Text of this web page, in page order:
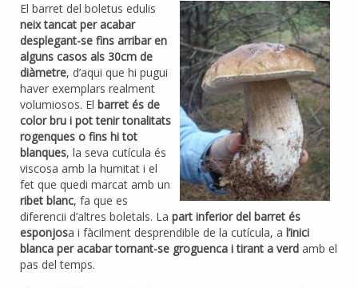
El barret del boletus edulis
neix tancat per acabar
desplegant-se fins arribar en
alguns casos als 30cm de
diàmetre, d’aqui que hi pugui
haver exemplars realment
volumiosos. El barret és de
color bru i pot tenir tonalitats
rogenques o fins hi tot
blanques, la seva cutícula és
viscosa amb la humitat i el
fet que quedi marcat amb un
ribet blanc, fa que es
diferencii d’altres boletals. La part inferior del barret és
esponjosa i fàcilment desprendible de la cutícula, a l’inici
blanca per acabar tornant-se groguenca i tirant a verd amb el
pas del temps.